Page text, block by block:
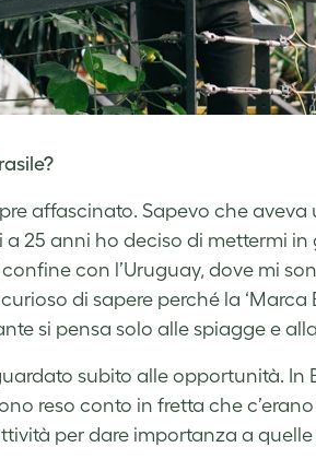
affascinato. Sapevo che
a 25 anni ho deciso di mettermi
con l’Uruguay, dove mi
di sapere perché la ‘Marca
si pensa solo alle spiagge e
subito alle opportunità.
reso conto in fretta che
per dare importanza a